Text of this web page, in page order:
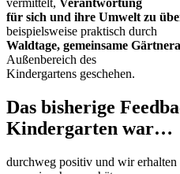
vermittelt, Verantwortung
für sich und ihre Umwelt zu
beispielsweise praktisch durch
Waldtage, gemeinsame
Außenbereich des
Kindergartens geschehen.
Das bisherige
Kindergarten war…
durchweg positiv und wir erhalten